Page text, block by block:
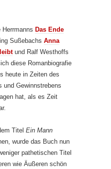
Herrmanns Das Ende
Sußebachs Anna
und Ralf Westhoffs
diese Romanbiografie
heute in Zeiten des
und Gewinnstrebens
hat, als es Zeit
Titel Ein Mann
wurde das Buch nun
pathetischen Titel
wie Äußeren schön